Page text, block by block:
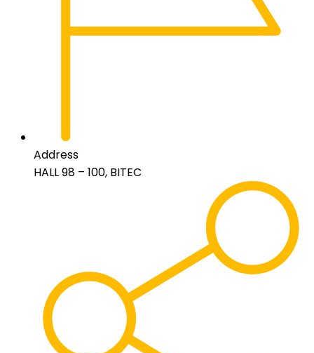
Address
HALL 98 – 100, BITEC